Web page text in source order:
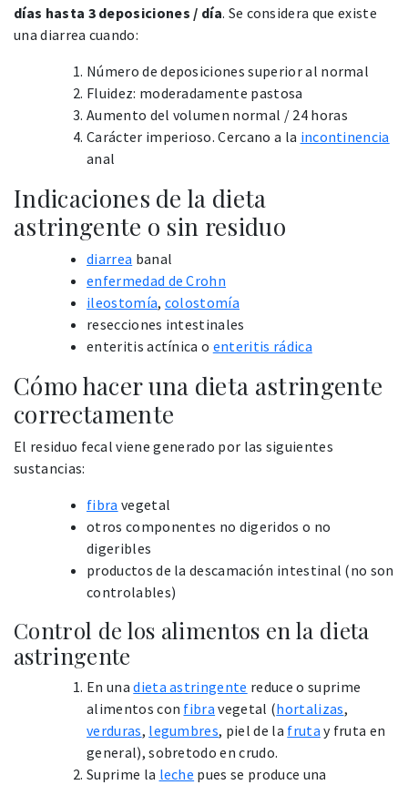
días hasta 3 deposiciones / día. Se considera que existe
una diarrea cuando:
Número de deposiciones superior al normal
Fluidez: moderadamente pastosa
Aumento del volumen normal / 24 horas
Carácter imperioso. Cercano a la incontinencia
anal
Indicaciones de la dieta
astringente o sin residuo
diarrea banal
enfermedad de Crohn
ileostomía, colostomía
resecciones intestinales
enteritis actínica o enteritis rádica
Cómo hacer una dieta astringente
correctamente
El residuo fecal viene generado por las siguientes
sustancias:
fibra vegetal
otros componentes no digeridos o no
digeribles
productos de la descamación intestinal (no son
controlables)
Control de los alimentos en la dieta
astringente
En unadieta astringente reduce o suprime
alimentos con fibra vegetal (hortalizas,
verduras, legumbres, piel de la fruta y fruta en
general), sobretodo en crudo.
Suprime la leche pues se produce una